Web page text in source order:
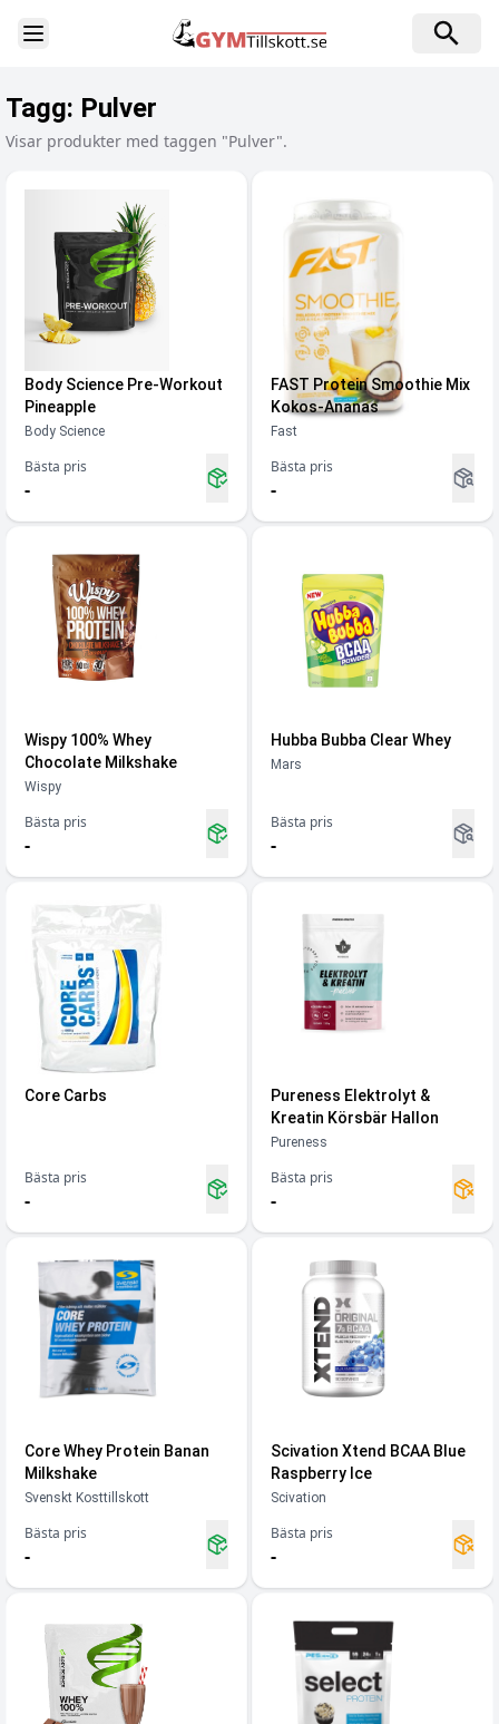
Toggle Sidebar
Tagg: Pulver
Visar produkter med taggen "Pulver".
Body Science Pre-Workout
Pineapple
Body Science
Bästa pris
-
FAST Protein Smoothie Mix
Kokos-Ananas
Fast
Bästa pris
-
Wispy 100% Whey
Chocolate Milkshake
Wispy
Bästa pris
-
Hubba Bubba Clear Whey
Mars
Bästa pris
-
Core Carbs
Bästa pris
-
Pureness Elektrolyt &
Kreatin Körsbär Hallon
Pureness
Bästa pris
-
Core Whey Protein Banan
Milkshake
Svenskt Kosttillskott
Bästa pris
-
Scivation Xtend BCAA Blue
Raspberry Ice
Scivation
Bästa pris
-